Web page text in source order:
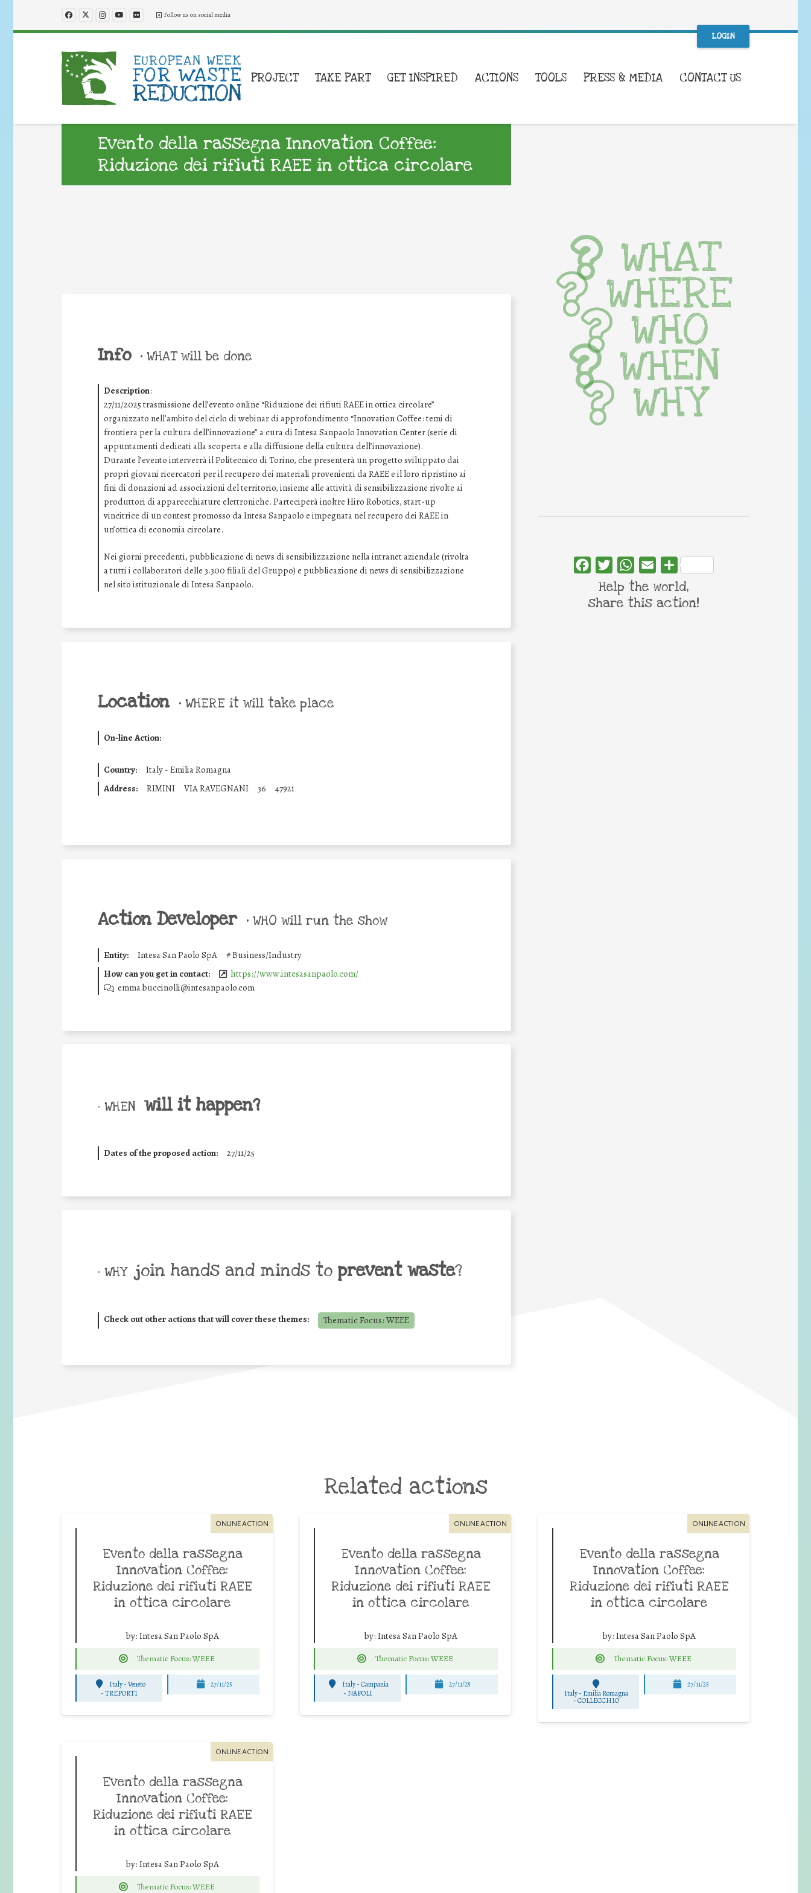
Follow us on social media
LOGIN
PROJECT TAKE PART GET INSPIRED ACTIONS TOOLS PRESS & MEDIA CONTACT US
Evento della rassegna Innovation Coffee:
Riduzione dei rifiuti RAEE in ottica circolare
Info • WHAT will be done
Description:
27/11/2025 trasmissione dell’evento online “Riduzione dei rifiuti RAEE in ottica circolare”
organizzato nell’ambito del ciclo di webinar di approfondimento “Innovation Coffee: temi di
frontiera per la cultura dell’innovazione” a cura di Intesa Sanpaolo Innovation Center (serie di
appuntamenti dedicati alla scoperta e alla diffusione della cultura dell’innovazione).
Durante l’evento interverrà il Politecnico di Torino, che presenterà un progetto sviluppato dai
propri giovani ricercatori per il recupero dei materiali provenienti da RAEE e il loro ripristino ai
fini di donazioni ad associazioni del territorio, insieme alle attività di sensibilizzazione rivolte ai
produttori di apparecchiature elettroniche. Parteciperà inoltre Hiro Robotics, start-up
vincitrice di un contest promosso da Intesa Sanpaolo e impegnata nel recupero dei RAEE in
un’ottica di economia circolare.
Nei giorni precedenti, pubblicazione di news di sensibilizzazione nella intranet aziendale (rivolta
a tutti i collaboratori delle 3.300 filiali del Gruppo) e pubblicazione di news di sensibilizzazione
nel sito istituzionale di Intesa Sanpaolo.
Location • WHERE it will take place
On-line Action:
Country:
Italy - Emilia Romagna
Address:
RIMINI VIA RAVEGNANI 36 47921
Action Developer • WHO will run the show
Entity: Intesa San Paolo SpA #Business/Industry
How can you get in contact:
https://www.intesasanpaolo.com/
emma.buccinolli@intesanpaolo.com
• WHEN will it happen?
Dates of the proposed action: 27/11/25
• WHY join hands and minds to prevent waste?
Check out other actions that will cover these themes: Thematic Focus: WEEE
WHAT
WHERE
WHO
WHEN
WHY
FacebookTwitterWhatsApp
Email Share
Help the world,
share this action!
Related actions
ONLINE ACTION
Evento della rassegna
Innovation Coffee:
Riduzione dei rifiuti RAEE
in ottica circolare
by: Intesa San Paolo SpA
Thematic Focus: WEEE
Italy - Veneto
-TREPORTI
27/11/25
ONLINE ACTION
Evento della rassegna
Innovation Coffee:
Riduzione dei rifiuti RAEE
in ottica circolare
by: Intesa San Paolo SpA
Thematic Focus: WEEE
Italy - Campania
- NAPOLI
27/11/25
ONLINE ACTION
Evento della rassegna
Innovation Coffee:
Riduzione dei rifiuti RAEE
in ottica circolare
by: Intesa San Paolo SpA
Thematic Focus: WEEE
Italy - Emilia Romagna
-COLLECCHIO
27/11/25
ONLINE ACTION
Evento della rassegna
Innovation Coffee:
Riduzione dei rifiuti RAEE
in ottica circolare
by: Intesa San Paolo SpA
Thematic Focus: WEEE